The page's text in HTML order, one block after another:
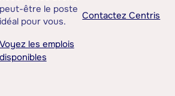
peut-être le poste
idéal pour vous.
Voyez les emplois
disponibles
Contactez Centris